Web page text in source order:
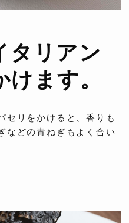
タリアン
ます。
セリをかけると、香りも
などの青ねぎもよく合い